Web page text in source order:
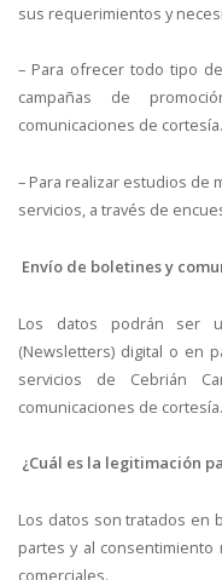
sus requerimientos y
– Para ofrecer todo tipo
campañas de
comunicaciones de cortesía.
– Para realizar estudios de
servicios, a través de
Envío de boletines y
Los datos podrán ser
(Newsletters) digital o en
servicios de Cebrián
comunicaciones de cortesía.
¿Cuál es la legitimación
Los datos son tratados en
partes y al consentimiento
comerciales.